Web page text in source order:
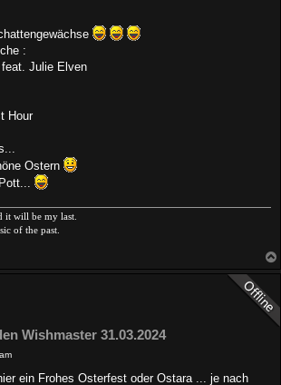
:
Julie Elven
Hour
Ostern
it will be my last.
of the past.
Wishmaster 31.03.2024
ein Frohes Osterfest oder Ostara ... je nach